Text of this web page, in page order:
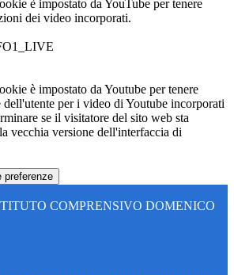
è impostato da YouTube per tenere
dei video incorporati.
è impostato da Youtube per tenere
dell'utente per i video di Youtube incorporati
se il visitatore del sito web sta
vecchia versione dell'interfaccia di
preferenze
COMPRENSIVO DOMENICO